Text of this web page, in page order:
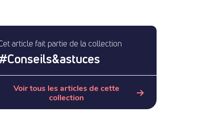
article fait partie de la collection
Conseils&astuces
Voir tous les articles de cette
collection